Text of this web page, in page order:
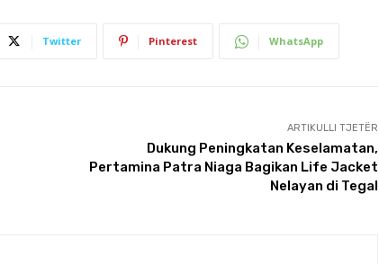
Twitter Pinterest WhatsApp
ARTIKULLI TJETËR
Dukung Peningkatan Keselamatan,
Pertamina Patra Niaga Bagikan Life Jacket
Nelayan di Tegal